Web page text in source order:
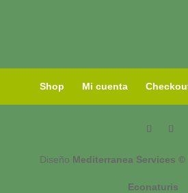
Shop Mi cuenta
Diseño Mediterranea Services ©
Econaturis